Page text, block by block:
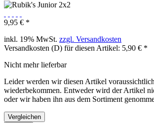
9,95 € *
inkl. 19% MwSt. zzgl. Versandkosten
Versandkosten (D) für diesen Artikel: 5,90 € *
Nicht mehr lieferbar
Leider werden wir diesen Artikel
wiederbekommen. Entweder wird der Artikel
oder wir haben ihn aus dem Sortiment
Vergleichen